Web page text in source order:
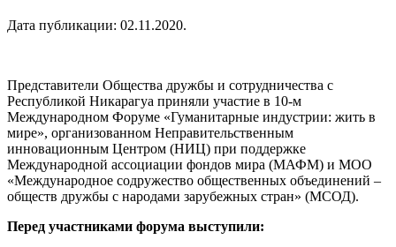
Дата публикации: 02.11.2020.
Представители Общества дружбы и сотрудничества с
Республикой Никарагуа приняли участие в 10-м
Международном Форуме «Гуманитарные индустрии: жить в
мире», организованном Неправительственным
инновационным Центром (НИЦ) при поддержке
Международной ассоциации фондов мира (МАФМ) и МОО
«Международное содружество общественных объединений –
обществ дружбы с народами зарубежных стран» (МСОД).
Перед участниками форума выступили: